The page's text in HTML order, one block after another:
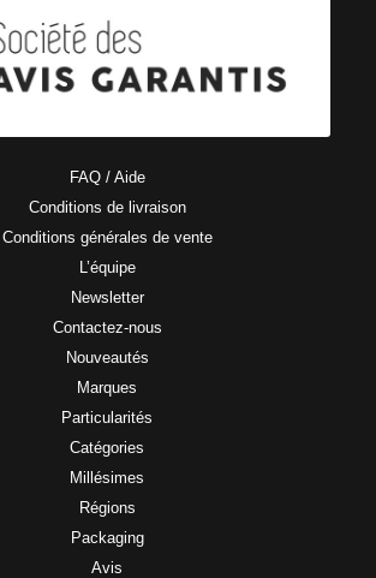
FAQ / Aide
Conditions de livraison
Conditions générales de vente
L’équipe
Newsletter
Contactez-nous
Nouveautés
Marques
Particularités
Catégories
Millésimes
Régions
Packaging
Avis